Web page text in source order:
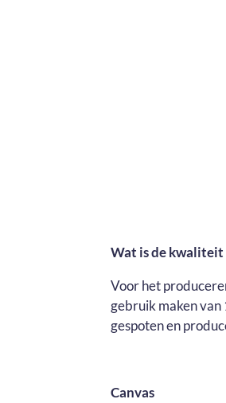
Wat is de kwaliteit
Voor het
gebruik maken
gespoten en
Canvas